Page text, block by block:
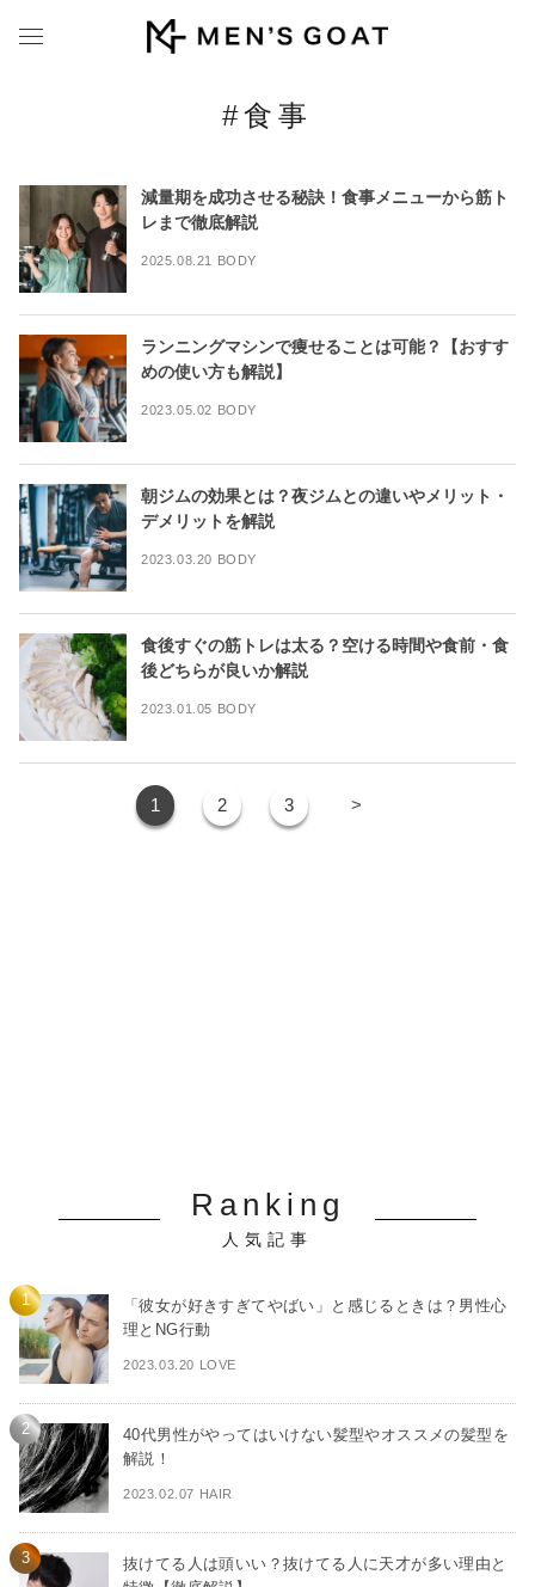
#食事
減量期を成功させる秘訣！食事メニューから筋ト
レまで徹底解説
2025.08.21 BODY
ランニングマシンで痩せることは可能？【おすす
めの使い方も解説】
2023.05.02 BODY
朝ジムの効果とは？夜ジムとの違いやメリット・
デメリットを解説
2023.03.20 BODY
食後すぐの筋トレは太る？空ける時間や食前・食
後どちらが良いか解説
2023.01.05 BODY
1 2 3 >
Ranking
人気記事
「彼女が好きすぎてやばい」と感じるときは？男性心
理とNG行動
2023.03.20 LOVE
40代男性がやってはいけない髪型やオススメの髪型を
解説！
2023.02.07 HAIR
抜けてる人は頭いい？抜けてる人に天才が多い理由と